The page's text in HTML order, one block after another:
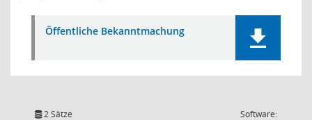
Öffentliche Bekanntmachung
2 Sätze Software: